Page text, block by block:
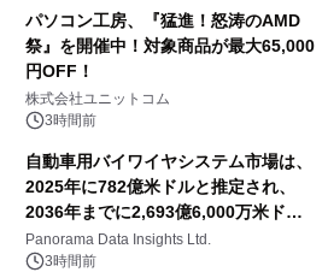
パソコン工房、『猛進！怒涛のAMD
祭』を開催中！対象商品が最大65,000
円OFF！
株式会社ユニットコム
3時間前
自動車用バイワイヤシステム市場は、
2025年に782億米ドルと推定され、
2036年までに2,693億6,000万米ドル
に達すると予測されており、予測期間
（2026年～2036年）
Panorama Data Insights Ltd.
3時間前